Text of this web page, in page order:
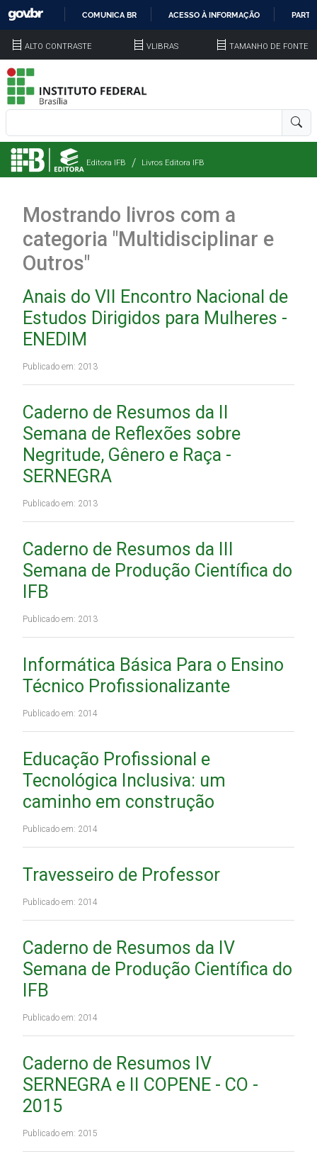
COMUNICA BR ACESSO À INFORMAÇÃO
ALTO CONTRASTE VLIBRAS TAMANHO DE FONTE
Editora IFB Livros Editora IFB
Mostrando livros com a
categoria "Multidisciplinar e
Outros"
Anais do VII Encontro Nacional de
Estudos Dirigidos para Mulheres -
ENEDIM
Publicado em: 2013
Caderno de Resumos da II
Semana de Reflexões sobre
Negritude, Gênero e Raça -
SERNEGRA
Publicado em: 2013
Caderno de Resumos da III
Semana de Produção Científica do
IFB
Publicado em: 2013
Informática Básica Para o Ensino
Técnico Profissionalizante
Publicado em: 2014
Educação Profissional e
Tecnológica Inclusiva: um
caminho em construção
Publicado em: 2014
Travesseiro de Professor
Publicado em: 2014
Caderno de Resumos da IV
Semana de Produção Científica do
IFB
Publicado em: 2014
Caderno de Resumos IV
SERNEGRA e II COPENE - CO -
2015
Publicado em: 2015